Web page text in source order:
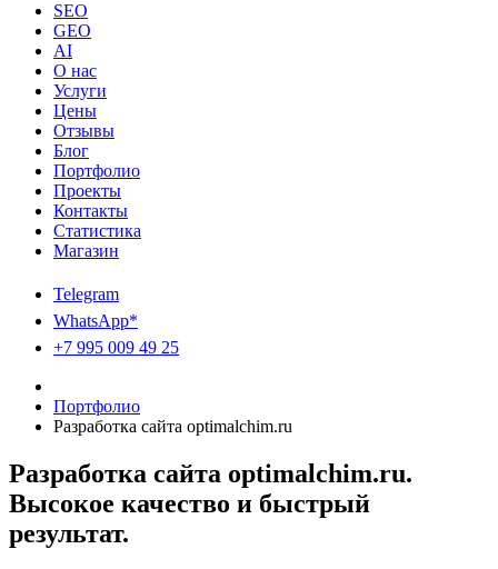
SEO
GEO
AI
О нас
Услуги
Цены
Отзывы
Блог
Портфолио
Проекты
Контакты
Статистика
Магазин
Telegram
WhatsApp*
+7 995 009 49 25
Портфолио
Разработка сайта optimalchim.ru
Разработка сайта optimalchim.ru.
Высокое качество и быстрый
результат.